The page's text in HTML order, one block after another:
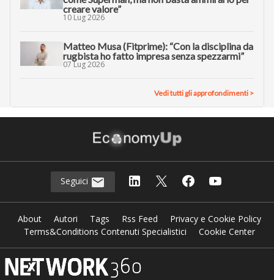
creare valore”
10 Lug 2026
Matteo Musa (Fitprime): “Con la disciplina da
rugbista ho fatto impresa senza spezzarmi”
07 Lug 2026
Vedi tutti gli approfondimenti >
Seguici
About Autori Tags Rss Feed
Privacy e Cookie Policy
Terms&Conditions Contenuti Specialistici
Cookie Center